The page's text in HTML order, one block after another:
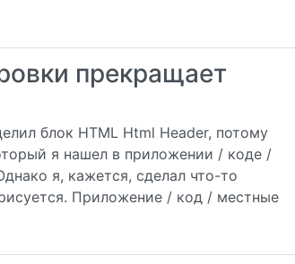
прекращает
блок HTML Html Header, потому
я нашел в приложении / коде /
я, кажется, сделал что-то
Приложение / код / ​​местные